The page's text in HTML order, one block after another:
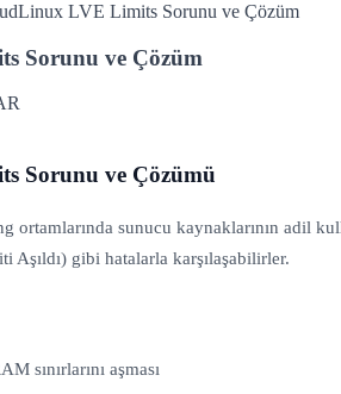
LVE Limits Sorunu ve Çözüm
Sorunu ve Çözüm
Sorunu ve Çözümü
ortamlarında sunucu kaynaklarının adil
gibi hatalarla karşılaşabilirler.
sınırlarını aşması